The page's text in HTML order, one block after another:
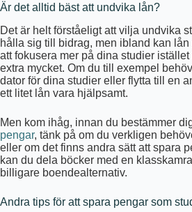
Är det alltid bäst att undvika lån?
Det är helt förståeligt att vilja undvika
hålla sig till bidrag, men ibland kan
att fokusera mer på dina studier istället
extra mycket. Om du till exempel
dator för dina studier eller flytta till en
ett litet lån vara hjälpsamt.
Men kom ihåg, innan du bestämmer
pengar, tänk på om du verkligen
eller om det finns andra sätt att spara
kan du dela böcker med en
billigare boendealternativ.
Andra tips för att spara pengar som